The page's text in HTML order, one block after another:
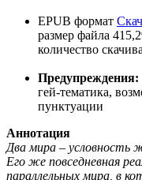
EPUB формат
размер файла
количество
Предупреждения:
гей-тематика,
пунктуации
Аннотация
Два мира – условность
Его же повседневная
параллельных мира, в